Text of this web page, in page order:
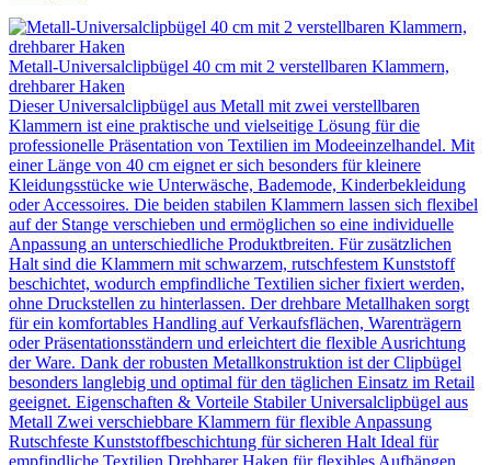
Metall-Universalclipbügel 40 cm mit 2 verstellbaren Klammern,
drehbarer Haken
Dieser Universalclipbügel aus Metall mit zwei verstellbaren
Klammern ist eine praktische und vielseitige Lösung für die
professionelle Präsentation von Textilien im Modeeinzelhandel. Mit
einer Länge von 40 cm eignet er sich besonders für kleinere
Kleidungsstücke wie Unterwäsche, Bademode, Kinderbekleidung
oder Accessoires. Die beiden stabilen Klammern lassen sich flexibel
auf der Stange verschieben und ermöglichen so eine individuelle
Anpassung an unterschiedliche Produktbreiten. Für zusätzlichen
Halt sind die Klammern mit schwarzem, rutschfestem Kunststoff
beschichtet, wodurch empfindliche Textilien sicher fixiert werden,
ohne Druckstellen zu hinterlassen. Der drehbare Metallhaken sorgt
für ein komfortables Handling auf Verkaufsflächen, Warenträgern
oder Präsentationsständern und erleichtert die flexible Ausrichtung
der Ware. Dank der robusten Metallkonstruktion ist der Clipbügel
besonders langlebig und optimal für den täglichen Einsatz im Retail
geeignet. Eigenschaften & Vorteile Stabiler Universalclipbügel aus
Metall Zwei verschiebbare Klammern für flexible Anpassung
Rutschfeste Kunststoffbeschichtung für sicheren Halt Ideal für
empfindliche Textilien Drehbarer Haken für flexibles Aufhängen